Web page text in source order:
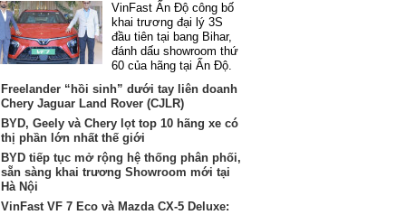
VinFast Ấn Độ công bố
khai trương đại lý 3S
đầu tiên tại bang Bihar,
đánh dấu showroom thứ
60 của hãng tại Ấn Độ.
Freelander “hồi sinh” dưới tay liên doanh
Chery Jaguar Land Rover (CJLR)
BYD, Geely và Chery lọt top 10 hãng xe có
thị phần lớn nhất thế giới
BYD tiếp tục mở rộng hệ thống phân phối,
sẵn sàng khai trương Showroom mới tại
Hà Nội
VinFast VF 7 Eco và Mazda CX-5 Deluxe: